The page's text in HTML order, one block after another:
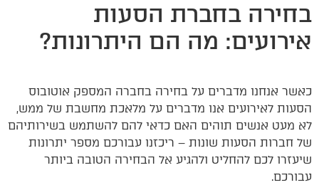
בחירה בחברת הסעות
אירועים: מה הם היתרונות?
כאשר אנחנו מדברים על בחירה בחברה המספק אוטובוס
הסעות לאירועים אנו מדברים על מלאכת מחשבת של ממש,
לא מעט אנשים תוהים האם כדאי להם להשתמש בשירותיהם
של חברות הסעות שונות – ריכזנו עבורכם מספר יתרונות
שיעזרו לכם להחליט ולהגיע אל הבחירה הטובה ביותר
עבורכם.